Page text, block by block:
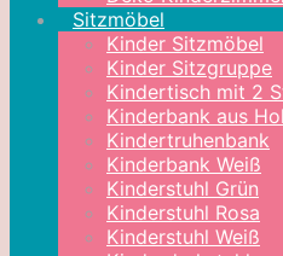
Sitzmöbel
Kinder Sitzmöbel
Kinder Sitzgruppe
Kindertisch mit 2
Kinderbank aus
Kindertruhenbank
Kinderbank Weiß
Kinderstuhl Grün
Kinderstuhl Rosa
Kinderstuhl Weiß